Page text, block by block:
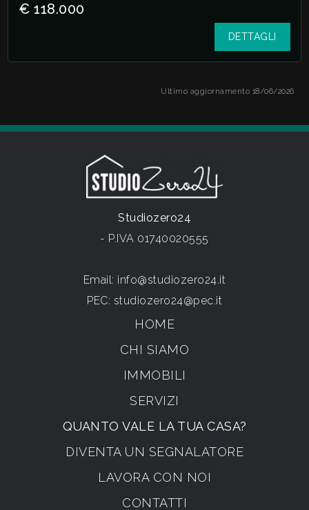
€ 118.000
DETTAGLI
Ultimo aggiornamento 18/06/2026
Studiozero24
- P.IVA 01740020555
Email: info@studiozero24.it
PEC: studiozero24@pec.it
HOME
CHI SIAMO
IMMOBILI
SERVIZI
QUANTO VALE LA TUA CASA?
DIVENTA UN SEGNALATORE
LAVORA CON NOI
CONTATTI